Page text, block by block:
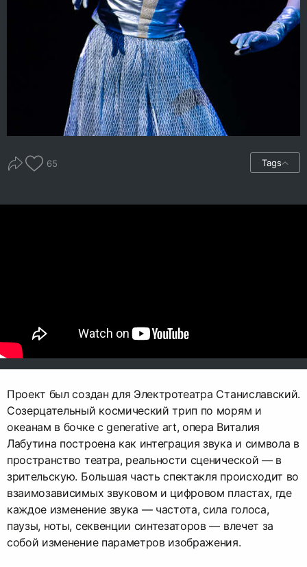
65 Tags
Проект был создан для Электротеатра Станиславский.
Созерцательный космический трип по морям и
океанам в бочке с generative art, опера Виталия
Лабутина построена как интеграция звука и символа в
пространство театра, реальности сценической — в
зрительскую. Большая часть спектакля происходит во
взаимозависимых звуковом и цифровом пластах, где
каждое изменение звука — частота, сила голоса,
паузы, ноты, секвенции синтезаторов — влечет за
собой изменение параметров изображения.